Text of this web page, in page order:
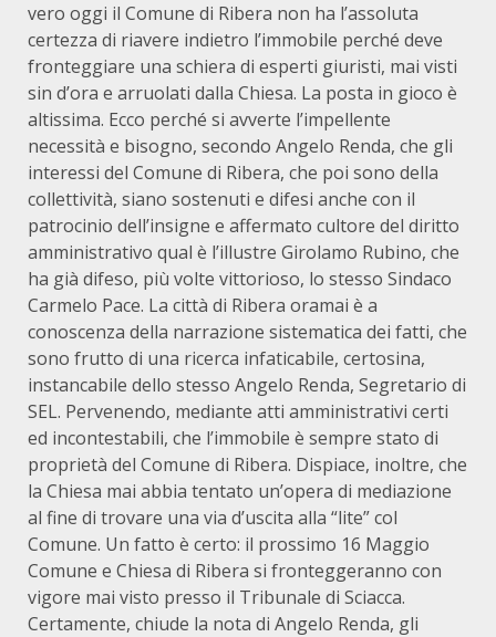
vero oggi il Comune di Ribera non ha l’assoluta
certezza di riavere indietro l’immobile perché deve
fronteggiare una schiera di esperti giuristi, mai visti
sin d’ora e arruolati dalla Chiesa. La posta in gioco è
altissima. Ecco perché si avverte l’impellente
necessità e bisogno, secondo Angelo Renda, che gli
interessi del Comune di Ribera, che poi sono della
collettività, siano sostenuti e difesi anche con il
patrocinio dell’insigne e affermato cultore del diritto
amministrativo qual è l’illustre Girolamo Rubino, che
ha già difeso, più volte vittorioso, lo stesso Sindaco
Carmelo Pace. La città di Ribera oramai è a
conoscenza della narrazione sistematica dei fatti, che
sono frutto di una ricerca infaticabile, certosina,
instancabile dello stesso Angelo Renda, Segretario di
SEL. Pervenendo, mediante atti amministrativi certi
ed incontestabili, che l’immobile è sempre stato di
proprietà del Comune di Ribera. Dispiace, inoltre, che
la Chiesa mai abbia tentato un’opera di mediazione
al fine di trovare una via d’uscita alla “lite” col
Comune. Un fatto è certo: il prossimo 16 Maggio
Comune e Chiesa di Ribera si fronteggeranno con
vigore mai visto presso il Tribunale di Sciacca.
Certamente, chiude la nota di Angelo Renda, gli